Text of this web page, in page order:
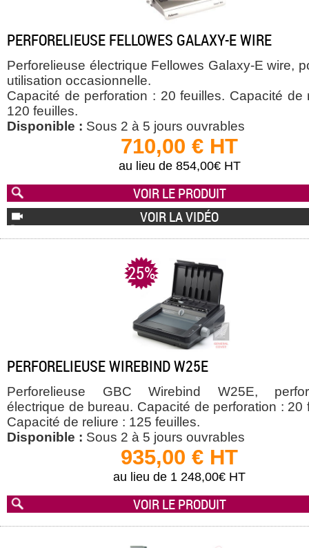
PERFORELIEUSE FELLOWES GALAXY-E WIRE
Perforelieuse électrique Fellowes Galaxy-E wire,
utilisation occasionnelle.
Capacité de perforation : 20 feuilles. Capacité de
120 feuilles.
Disponible : Sous 2 à 5 jours ouvrables
710,00 € HT
au lieu de 854,00€ HT
VOIR LE PRODUIT
VOIR LA VIDÉO
25%
PERFORELIEUSE WIREBIND W25E
Perforelieuse GBC Wirebind W25E,
électrique de bureau. Capacité de perforation : 20
Capacité de reliure : 125 feuilles.
Disponible : Sous 2 à 5 jours ouvrables
935,00 € HT
au lieu de 1 248,00€ HT
VOIR LE PRODUIT